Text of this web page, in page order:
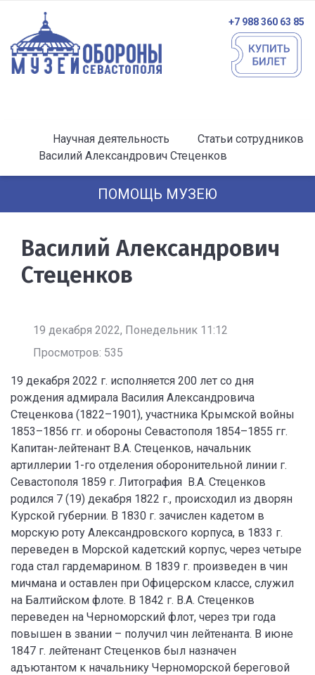
+7 988 360 63 85
Научная деятельность
Статьи сотрудников
Василий Александрович Стеценков
ПОМОЩЬ МУЗЕЮ
Василий Александрович
Стеценков
19 декабря 2022, Понедельник 11:12
Просмотров: 535
19 декабря 2022 г. исполняется 200 лет со дня
рождения адмирала Василия Александровича
Стеценкова (1822–1901), участника Крымской войны
1853–1856 гг. и обороны Севастополя 1854–1855 гг.
Капитан-лейтенант В.А. Стеценков, начальник
артиллерии 1-го отделения оборонительной линии г.
Севастополя 1859 г. Литография В.А. Стеценков
родился 7 (19) декабря 1822 г., происходил из дворян
Курской губернии. В 1830 г. зачислен кадетом в
морскую роту Александровского корпуса, в 1833 г.
переведен в Морской кадетский корпус, через четыре
года стал гардемарином. В 1839 г. произведен в чин
мичмана и оставлен при Офицерском классе, служил
на Балтийском флоте. В 1842 г. В.А. Стеценков
переведен на Черноморский флот, через три года
повышен в звании – получил чин лейтенанта. В июне
1847 г. лейтенант Стеценков был назначен
адъютантом к начальнику Черноморской береговой